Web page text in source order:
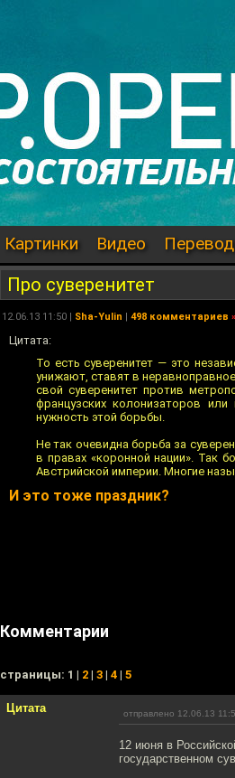
Картинки Видео
Про суверенитет
12.06.13 11:50 | Sha-Yulin | 498 комментариев »
Цитата:
То есть суверенитет — это
унижают, ставят в
свой суверенитет против
французских колонизаторов
нужность этой борьбы.
Не так очевидна борьба за
в правах «коронной нации». Так
Австрийской империи. Многие
И это тоже праздник?
Комментарии
cтраницы: 1 | 2 | 3 | 4 | 5
Цитата отправлено 12.06.13
12 июня в
государственном